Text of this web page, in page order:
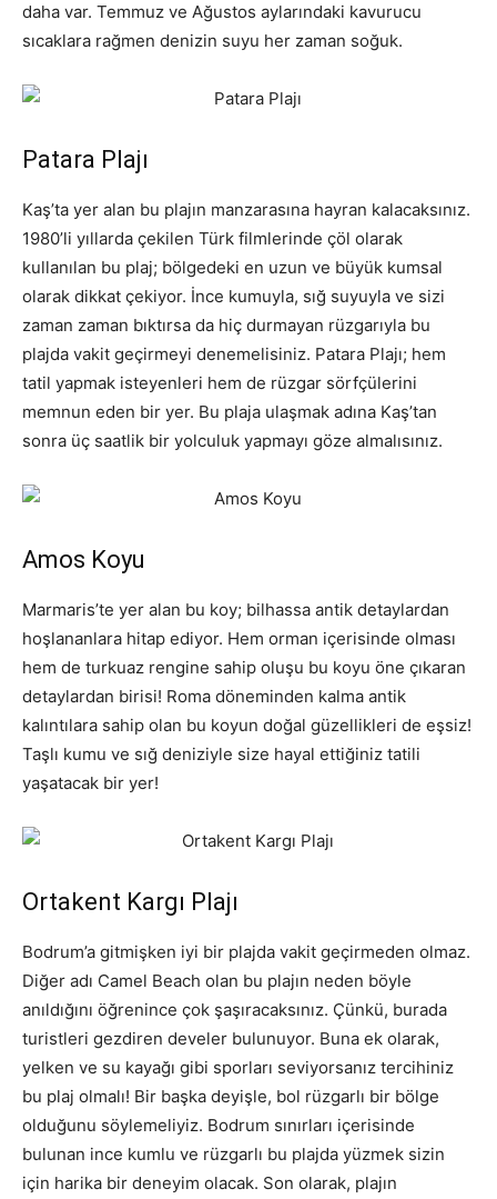
daha var. Temmuz ve Ağustos aylarındaki kavurucu
sıcaklara rağmen denizin suyu her zaman soğuk.
Patara Plajı
Kaş’ta yer alan bu plajın manzarasına hayran kalacaksınız.
1980’li yıllarda çekilen Türk filmlerinde çöl olarak
kullanılan bu plaj; bölgedeki en uzun ve büyük kumsal
olarak dikkat çekiyor. İnce kumuyla, sığ suyuyla ve sizi
zaman zaman bıktırsa da hiç durmayan rüzgarıyla bu
plajda vakit geçirmeyi denemelisiniz. Patara Plajı; hem
tatil yapmak isteyenleri hem de rüzgar sörfçülerini
memnun eden bir yer. Bu plaja ulaşmak adına Kaş’tan
sonra üç saatlik bir yolculuk yapmayı göze almalısınız.
Amos Koyu
Marmaris’te yer alan bu koy; bilhassa antik detaylardan
hoşlananlara hitap ediyor. Hem orman içerisinde olması
hem de turkuaz rengine sahip oluşu bu koyu öne çıkaran
detaylardan birisi! Roma döneminden kalma antik
kalıntılara sahip olan bu koyun doğal güzellikleri de eşsiz!
Taşlı kumu ve sığ deniziyle size hayal ettiğiniz tatili
yaşatacak bir yer!
Ortakent Kargı Plajı
Bodrum’a gitmişken iyi bir plajda vakit geçirmeden olmaz.
Diğer adı Camel Beach olan bu plajın neden böyle
anıldığını öğrenince çok şaşıracaksınız. Çünkü, burada
turistleri gezdiren develer bulunuyor. Buna ek olarak,
yelken ve su kayağı gibi sporları seviyorsanız tercihiniz
bu plaj olmalı! Bir başka deyişle, bol rüzgarlı bir bölge
olduğunu söylemeliyiz. Bodrum sınırları içerisinde
bulunan ince kumlu ve rüzgarlı bu plajda yüzmek sizin
için harika bir deneyim olacak. Son olarak, plajın